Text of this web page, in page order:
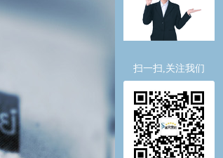
扫一扫,关注我们